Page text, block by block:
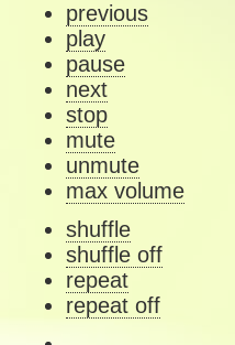
previous
play
pause
next
stop
mute
unmute
max volume
shuffle
shuffle off
repeat
repeat off